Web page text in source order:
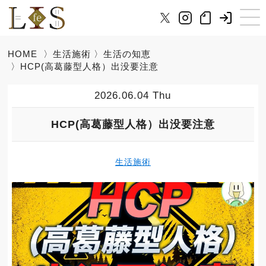
HOME 〉生活施術 〉生活の知恵
〉HCP(高葛藤型人格）出没要注意
2026.06.04 Thu
HCP(高葛藤型人格）出没要注意
生活施術